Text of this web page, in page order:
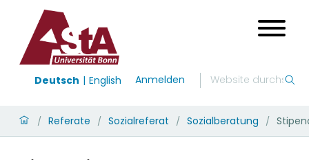
Deutsch English Anmelden
/ Referate / Sozialreferat / Sozialberatung /